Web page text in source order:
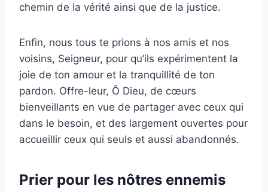
chemin de la vérité ainsi que de la justice.
Enfin, nous tous te prions à nos amis et nos
voisins, Seigneur, pour qu’ils expérimentent la
joie de ton amour et la tranquillité de ton
pardon. Offre-leur, Ô Dieu, de cœurs
bienveillants en vue de partager avec ceux qui
dans le besoin, et des largement ouvertes pour
accueillir ceux qui seuls et aussi abandonnés.
Prier pour les nôtres ennemis